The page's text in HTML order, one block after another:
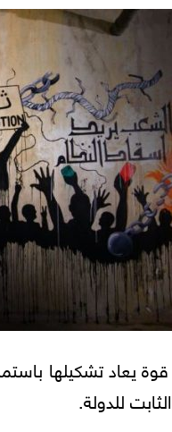
يعاد تشكيلها
للدولة.